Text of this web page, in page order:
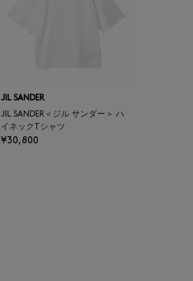
JIL SANDER
JIL SANDER＜ジル サンダー＞ ハ
イネックTシャツ
¥30,800